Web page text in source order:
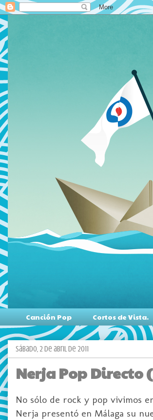
Canción Pop Cortos de Vista.
sábado, 2 de abril de 2011
Nerja Pop Directo
No sólo de rock y pop vivimos
Nerja presentó en Málaga su